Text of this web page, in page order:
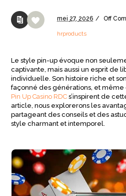
mei27,2026 / Off
hrproducts
Le style pin-up évoque non
captivante, mais aussi un esprit de
individuelle. Son histoire riche et
façonné des générations, et
Pin Up Casino RDC s’inspirent de
article, nous explorerons les
partageant des conseils et des
style charmant et intemporel.